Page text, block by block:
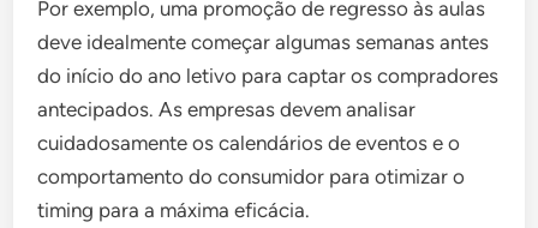
Por exemplo, uma promoção de regresso às aulas
deve idealmente começar algumas semanas antes
do início do ano letivo para captar os compradores
antecipados. As empresas devem analisar
cuidadosamente os calendários de eventos e o
comportamento do consumidor para otimizar o
timing para a máxima eficácia.